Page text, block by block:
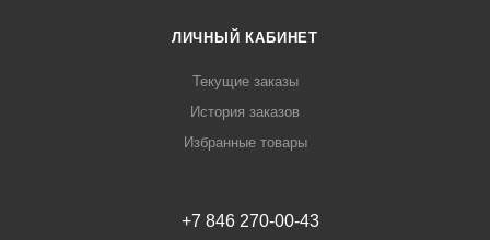
ЛИЧНЫЙ КАБИНЕТ
Текущие заказы
История заказов
Избранные товары
+7 846 270-00-43